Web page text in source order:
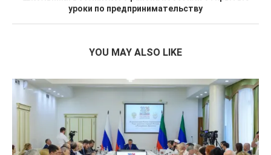
уроки по предпринимательству
YOU MAY ALSO LIKE